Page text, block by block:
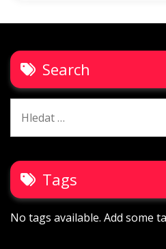
Search
Tags
No tags available. Add some